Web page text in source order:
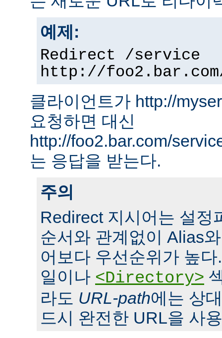
예제:
Redirect /service
http://
클라이언트가 http://
요청하면 대신
http://foo2.bar.com/
는 응답을 받는다.
주의
Redirect 지시어는 설정
순서와 관계없이 Alias
어보다 우선순위가 높
일이나 <Directory>
라도 URL-path에는 상
드시 완전한 URL을 사